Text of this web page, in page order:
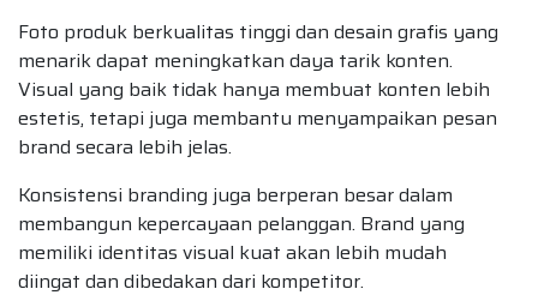
Foto produk berkualitas tinggi dan desain grafis yang
menarik dapat meningkatkan daya tarik konten.
Visual yang baik tidak hanya membuat konten lebih
estetis, tetapi juga membantu menyampaikan pesan
brand secara lebih jelas.
Konsistensi branding juga berperan besar dalam
membangun kepercayaan pelanggan. Brand yang
memiliki identitas visual kuat akan lebih mudah
diingat dan dibedakan dari kompetitor.